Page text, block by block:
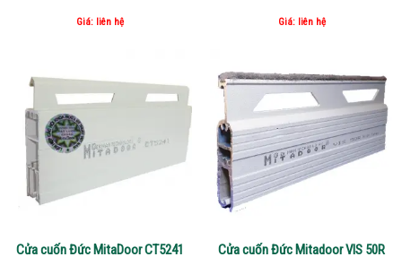
Giá: liên hệ Giá: liên hệ
Cửa cuốn Đức MitaDoor CT5241 Cửa cuốn Đức Mitadoor VIS 50R